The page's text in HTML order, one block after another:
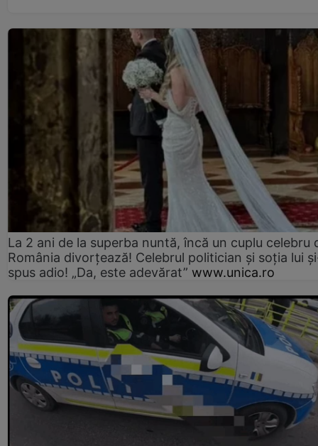
La 2 ani de la superba nuntă, încă un cuplu celebru
România divorțează! Celebrul politician și soția lui
spus adio! „Da, este adevărat” www.unica.ro